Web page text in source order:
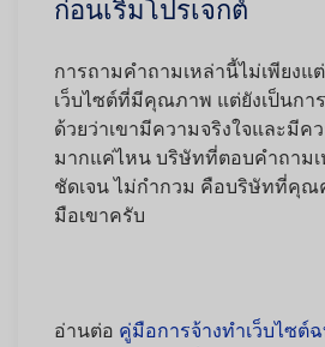
ก่อนเริ่มโปรเจกต์
การถามคำถามเหล่านี้ไม่เพียงแ
เว็บไซต์ที่มีคุณภาพ แต่ยังเป็นการ
ด้วยว่าเขามีความจริงใจและมีค
มากแค่ไหน บริษัทที่ตอบคำถามเ
ชัดเจน ไม่กำกวม คือบริษัทที่คุณ
มือเขาครับ
อ่านต่อ คู่มือการจ้างทำเว็บไซต์